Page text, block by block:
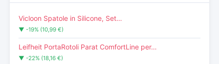
Vicloon Spatole in Silicone, Set…
▼ -19% (10,99 €)
Leifheit PortaRotoli Parat ComfortLine per…
▼ -22% (18,16 €)